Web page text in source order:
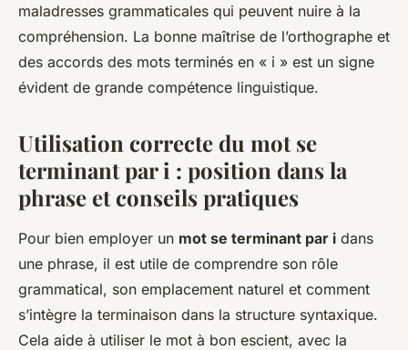
maladresses grammaticales qui peuvent nuire à la
compréhension. La bonne maîtrise de l’orthographe et
des accords des mots terminés en « i » est un signe
évident de grande compétence linguistique.
Utilisation correcte du mot se
terminant par i : position dans la
phrase et conseils pratiques
Pour bien employer un mot se terminant par i dans
une phrase, il est utile de comprendre son rôle
grammatical, son emplacement naturel et comment
s’intègre la terminaison dans la structure syntaxique.
Cela aide à utiliser le mot à bon escient, avec la